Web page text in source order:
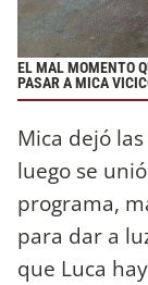
EL MAL MOMENTO
PASAR A MICA
Mica dejó
luego se
programa,
para dar a
que Luca